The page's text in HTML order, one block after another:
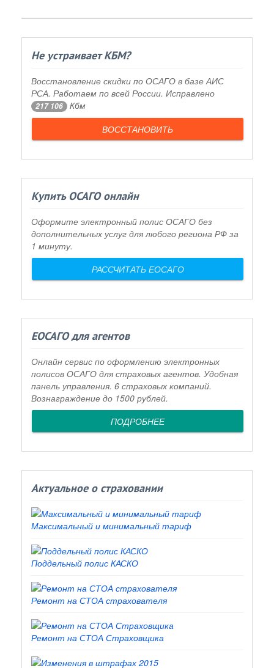
Не устраивает КБМ?
Восстановление скидки по ОСАГО в базе АИС
РСА. Работаем по всей России. Исправлено
217 106
Кбм
ВОССТАНОВИТЬ
Купить ОСАГО онлайн
Оформите электронный полис ОСАГО без
дополнительных услуг для любого региона РФ за
1 минуту.
РАССЧИТАТЬ ЕОСАГО
ЕОСАГО для агентов
Онлайн сервис по оформлению электронных
полисов ОСАГО для страховых агентов. Удобная
панель управления. 6 страховых компаний.
Вознаграждение до 1500 рублей.
ПОДРОБНЕЕ
Актуальное о страховании
Максимальный и минимальный тариф
Поддельный полис КАСКО
Ремонт на СТОА страхователя
Ремонт на СТОА Страховщика